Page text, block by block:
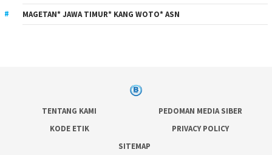
MAGETAN* JAWA TIMUR* KANG WOTO* ASN
TENTANG KAMI
PEDOMAN MEDIA SIBER
KODE ETIK
PRIVACY POLICY
SITEMAP